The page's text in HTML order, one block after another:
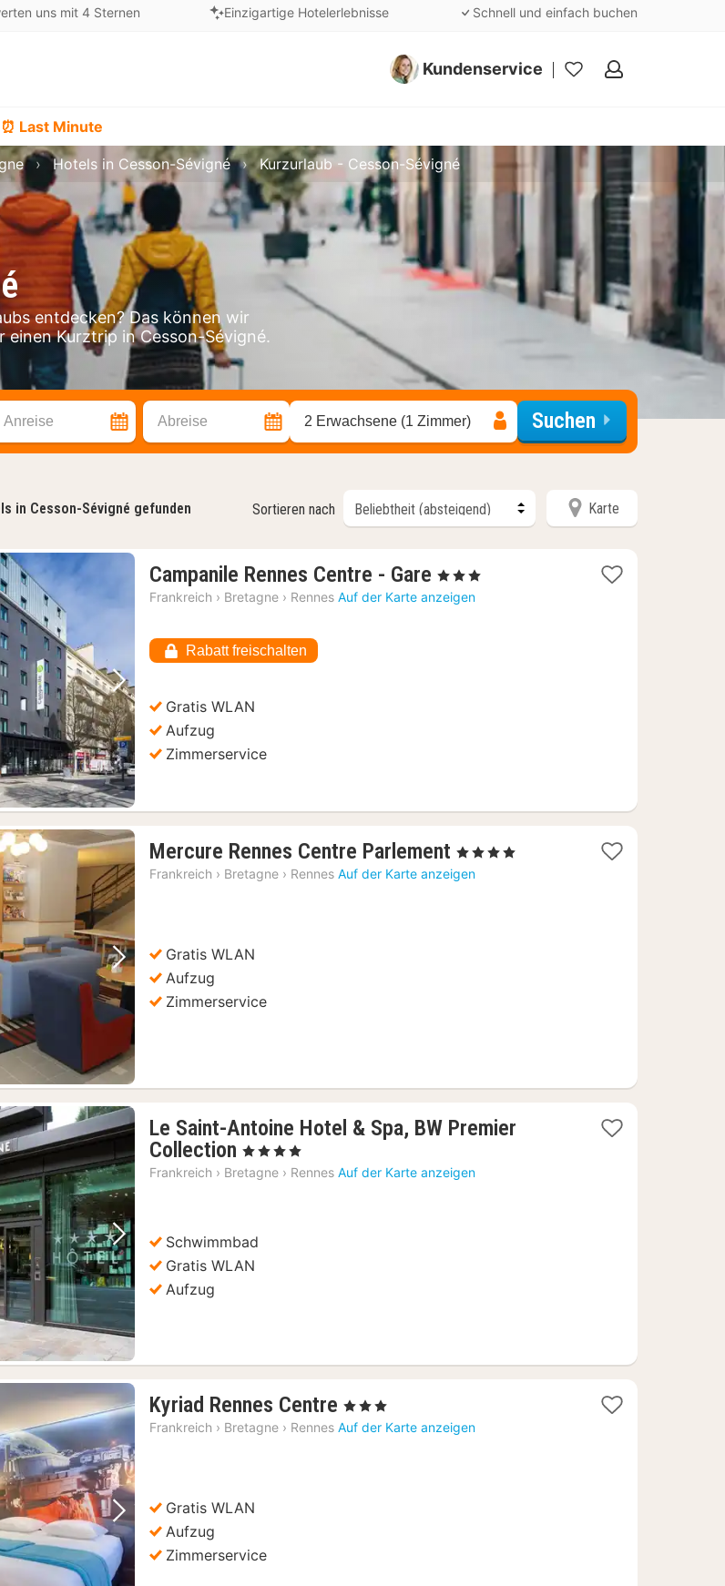
uns mit 4 Sternen Einzigartige Hotelerlebnisse Schnell und einfach buchen
Kundenservice
Meine
⏰ Last Minute
entdecken? Das können wir
Kurztrip in Cesson-Sévigné.
Hotels in Cesson-Sévigné Kurzurlaub - Cesson-Sévigné
Anreise Abreise 2 Erwachsene (1 Zimmer) Suchen
in Cesson-Sévigné gefunden Sortieren nach Karte
Bild Nächstes Bild
Campanile Rennes Centre - Gare 1
Nacht
, 3 Sterne
Frankreich › Bretagne › Rennes Auf der Karte anzeigen
Rabatt freischalten
Gratis WLAN
Aufzug
Zimmerservice
Bild Nächstes Bild
Mercure Rennes Centre Parlement 1
Nacht
, 4 Sterne
Frankreich › Bretagne › Rennes Auf der Karte anzeigen
Gratis WLAN
Aufzug
Zimmerservice
Nächstes Bild
Le Saint-Antoine Hotel & Spa, BW Premier
Collection 1
Nacht
€
, 4 Sterne
Frankreich › Bretagne › Rennes Auf der Karte anzeigen
Schwimmbad
Gratis WLAN
Aufzug
Bild Nächstes Bild
Kyriad Rennes Centre 1
Nacht
, 3 Sterne
Frankreich › Bretagne › Rennes Auf der Karte anzeigen
Gratis WLAN
Aufzug
Zimmerservice